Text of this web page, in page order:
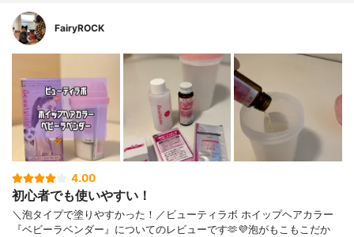
FairyROCK
4.00
初心者でも使いやすい！
＼泡タイプで塗りやすかった！／ビューティラボ ホイップヘアカラー
『ベビーラベンダー』についてのレビューです🫶💜⁡泡がもこもこだか